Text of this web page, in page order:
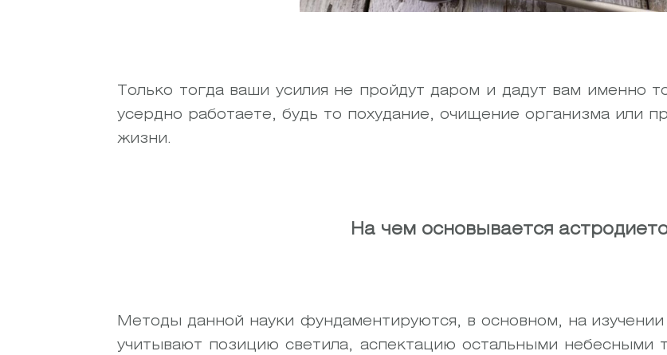
Только тогда ваши усилия не пройдут даром и дадут вам именно
усердно работаете, будь то похудание, очищение организма или
жизни.
На чем основывается
Методы данной науки фундаментируются, в основном, на
учитывают позицию светила, аспектацию остальными небесными